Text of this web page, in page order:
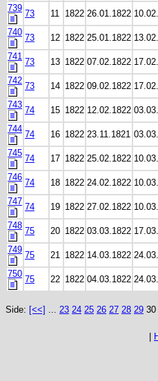
739
73 11 1822 26.01.1822
740
73 12 1822 25.01.1822
741
73 13 1822 07.02.1822
742
73 14 1822 09.02.1822
743
74 15 1822 12.02.1822
744
74 16 1822 23.11.1821
745
74 17 1822 25.02.1822
746
74 18 1822 24.02.1822
747
74 19 1822 27.02.1822
748
75 20 1822 03.03.1822
749
75 21 1822 14.03.1822
750
75 22 1822 04.03.1822
Side: [<<] ... 23 24 25 26 27 28 29 30